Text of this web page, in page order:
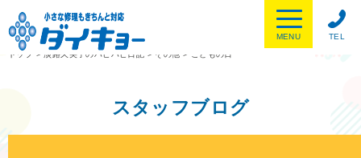
TEL
MENU
トップ
> 淡路久美子のハピハピ日記 > その他 > こどもの日
スタッフブログ